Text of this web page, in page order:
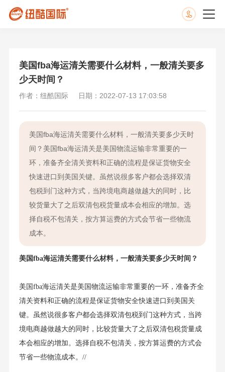
美国fba海运清关需要什么材料，一般清关要多
少天时间？
作者：纽酷国际 日期：2022-07-13 17:03:58
美国fba海运清关需要什么材料，一般清关要多少天时
间？美国fba海运清关是美国物流运输非常重要的一
环，准备齐全清关资料和正确的流程是保证货物安全
快速进口到美国关键。虽然说很多客户都会选择双清
包税到门这种方式，当跨境电商越做越大的同时，比
较货量大了之后双清包税货量成本会相应的增加。选
择自税不包清关，按方算运费的方式会节省一些物流
成本。
美国fba海运清关需要什么材料，一般清关要多少天时间？
美国fba海运清关是美国物流运输非常重要的一环，准备齐全
清关资料和正确的流程是保证货物安全快速进口到美国关
键。虽然说很多客户都会选择双清包税到门这种方式，当跨
境电商越做越大的同时，比较货量大了之后双清包税货量成
本会相应的增加。选择自税不包清关，按方算运费的方式会
节省一些物流成本。//